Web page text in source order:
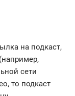
на подкаст,
сети
то подкаст